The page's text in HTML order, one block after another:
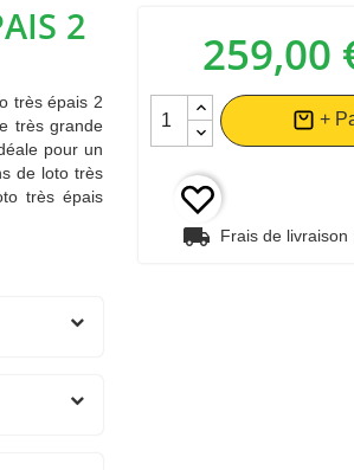
2
très épais 2
très grande
pour un
de loto très
très épais
259,00
+
local_shipping Frais de livraison